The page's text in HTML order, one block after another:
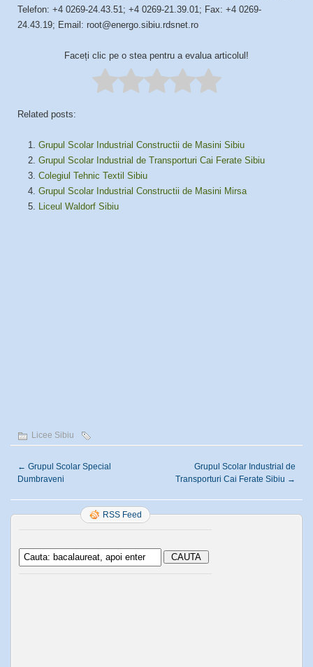
Telefon: +4 0269-24.43.51; +4 0269-21.39.01; Fax: +4 0269-
24.43.19; Email: root@energo.sibiu.rdsnet.ro
Faceți clic pe o stea pentru a evalua articolul!
Related posts:
Grupul Scolar Industrial Constructii de Masini Sibiu
Grupul Scolar Industrial de Transporturi Cai Ferate Sibiu
Colegiul Tehnic Textil Sibiu
Grupul Scolar Industrial Constructii de Masini Mirsa
Liceul Waldorf Sibiu
Licee Sibiu
← Grupul Scolar Special
Dumbraveni
Grupul Scolar Industrial de
Transporturi Cai Ferate Sibiu →
RSS Feed